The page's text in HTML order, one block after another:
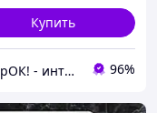
Купить
СуперОК! - интернет-магазин товаров для дома и работы 96%